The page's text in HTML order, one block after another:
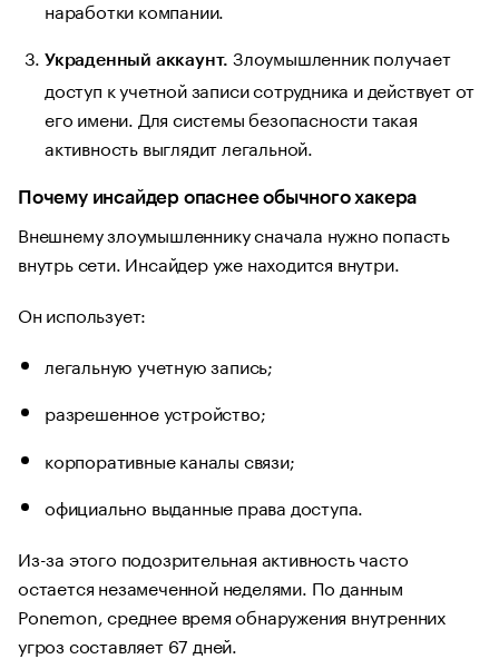
наработки компании.
Украденный аккаунт. Злоумышленник получает
доступ к учетной записи сотрудника и действует от
его имени. Для системы безопасности такая
активность выглядит легальной.
Почему инсайдер опаснее обычного хакера
Внешнему злоумышленнику сначала нужно попасть
внутрь сети. Инсайдер уже находится внутри.
Он использует:
легальную учетную запись;
разрешенное устройство;
корпоративные каналы связи;
официально выданные права доступа.
Из-за этого подозрительная активность часто
остается незамеченной неделями. По данным
Ponemon, среднее время обнаружения внутренних
угроз составляет 67 дней.